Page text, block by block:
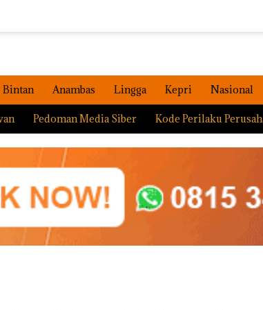
Bintan Anambas Lingga Kepri Nasional
Pedoman Media Siber Kode Perilaku